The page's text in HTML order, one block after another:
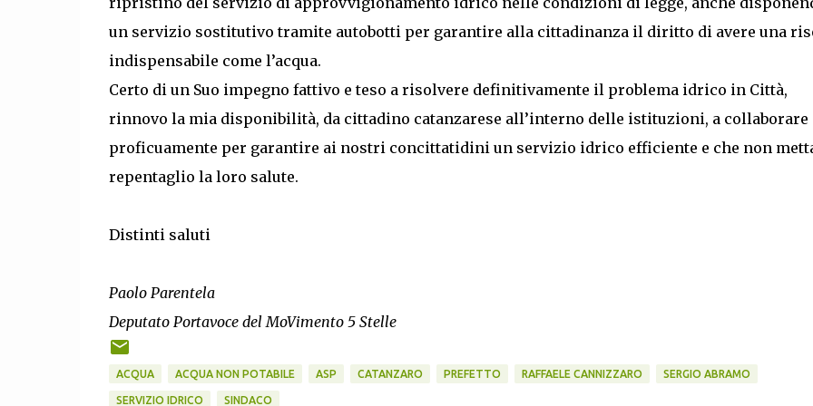
un servizio sostitutivo tramite autobotti per garantire alla cittadinanza il diritto di avere una
indispensabile come l’acqua.
Certo di un Suo impegno fattivo e teso a risolvere definitivamente il problema idrico in Città,
rinnovo la mia disponibilità, da cittadino catanzarese all’interno delle istituzioni, a collaborare
proficuamente per garantire ai nostri concittatidini un servizio idrico efficiente e che non
repentaglio la loro salute.
Distinti saluti
Paolo Parentela
Deputato Portavoce del MoVimento 5 Stelle
ACQUA ACQUA NON POTABILE ASP CATANZARO PREFETTO RAFFAELE CANNIZZARO SERGIO ABRAMO
SERVIZIO IDRICO SINDACO